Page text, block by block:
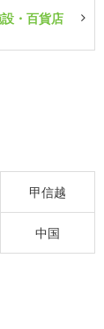
・百貨店
甲信越
中国